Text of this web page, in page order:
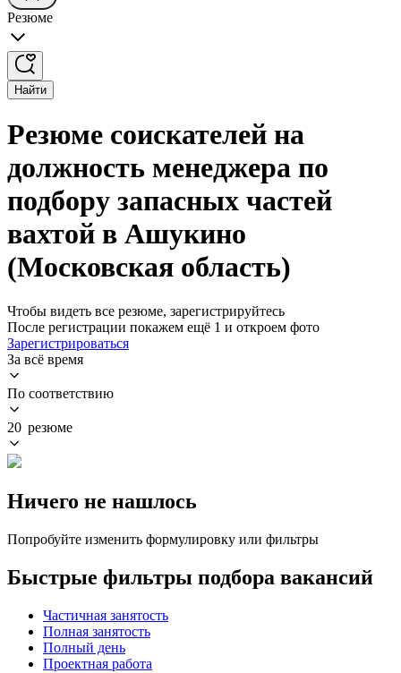
Резюме
Найти
Резюме соискателей на
должность менеджера по
подбору запасных частей
вахтой в Ашукино
(Московская область)
Чтобы видеть все резюме, зарегистрируйтесь
После регистрации покажем ещё 1 и откроем фото
Зарегистрироваться
За всё время
По соответствию
20 резюме
Ничего не нашлось
Попробуйте изменить формулировку или фильтры
Быстрые фильтры подбора вакансий
Частичная занятость
Полная занятость
Полный день
Проектная работа